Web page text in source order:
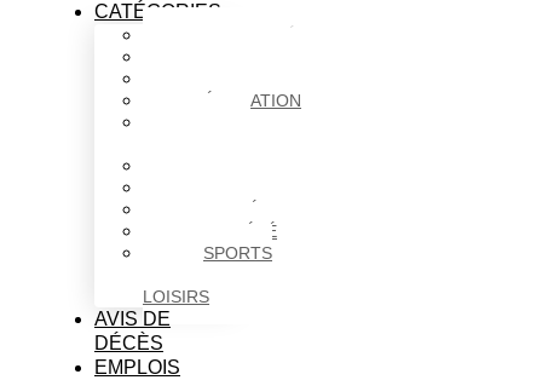
CATÉGORIES
ÉDUCATION
SOCIÉTÉ
SPORTS
LOISIRS
AVIS DE
DÉCÈS
EMPLOIS